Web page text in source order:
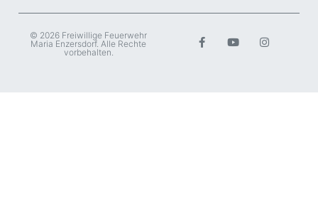
© 2026 Freiwillige Feuerwehr
Maria Enzersdorf. Alle Rechte
vorbehalten.